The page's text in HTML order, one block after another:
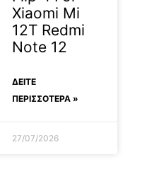
Xiaomi Mi
12T Redmi
Note 12
ΔΕΊΤΕ
ΠΕΡΙΣΣΟΤΕΡΑ »
27/07/2026